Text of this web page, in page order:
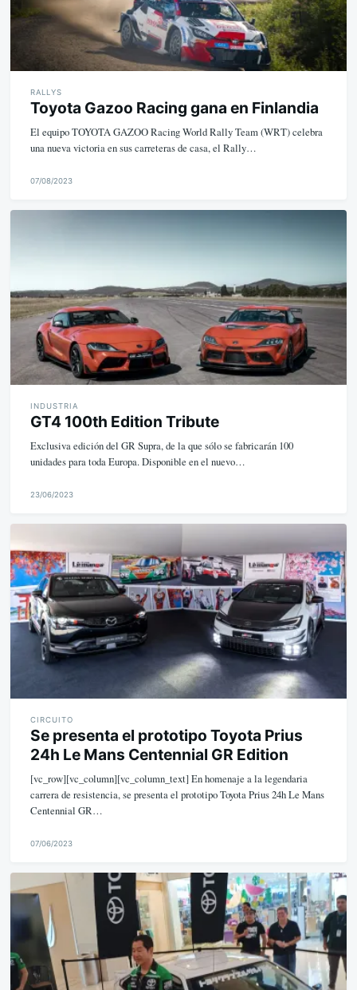
RALLYS
Toyota Gazoo Racing gana en Finlandia
El equipo TOYOTA GAZOO Racing World Rally Team (WRT) celebra
una nueva victoria en sus carreteras de casa, el Rally…
07/08/2023
INDUSTRIA
GT4 100th Edition Tribute
Exclusiva edición del GR Supra, de la que sólo se fabricarán 100
unidades para toda Europa. Disponible en el nuevo…
e
23/06/2023
CIRCUITO
Se presenta el prototipo Toyota Prius
24h Le Mans Centennial GR Edition
[vc_row][vc_column][vc_column_text] En homenaje a la legendaria
carrera de resistencia, se presenta el prototipo Toyota Prius 24h Le Mans
Centennial GR…
k
07/06/2023